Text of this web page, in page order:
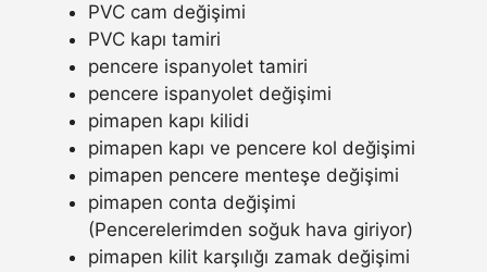
PVC cam değişimi
PVC kapı tamiri
pencere ispanyolet tamiri
pencere ispanyolet değişimi
pimapen kapı kilidi
pimapen kapı ve pencere kol değişimi
pimapen pencere menteşe değişimi
pimapen conta değişimi
(Pencerelerimden soğuk hava giriyor)
pimapen kilit karşılığı zamak değişimi